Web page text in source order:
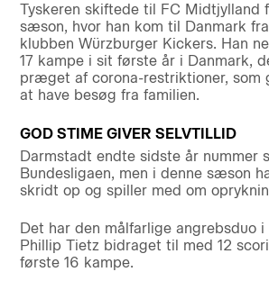
Tyskeren skiftede til FC Midtjylland
sæson, hvor han kom til Danmark
klubben Würzburger Kickers. Han
17 kampe i sit første år i Danmark,
præget af corona-restriktioner,
at have besøg fra familien.
GOD STIME GIVER SELVTILLID
Darmstadt endte sidste år nummer
Bundesligaen, men i denne sæson
skridt op og spiller med om
Det har den målfarlige angrebsduo
Phillip Tietz bidraget til med 12
første 16 kampe.